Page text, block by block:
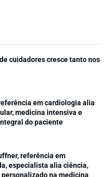
cuidadores cresce tanto nos
em cardiologia alia
medicina intensiva e
do paciente
referência em
especialista alia ciência,
na medicina